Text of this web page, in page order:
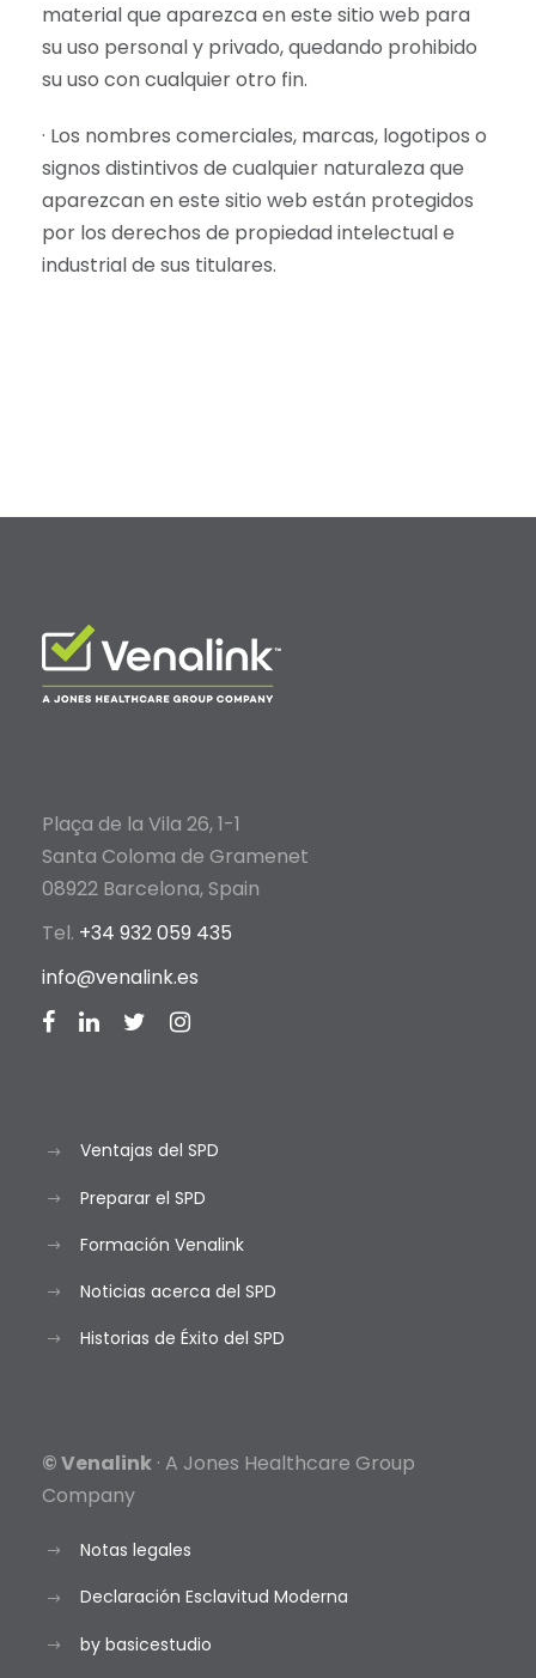
material que aparezca en este sitio web para
su uso personal y privado, quedando prohibido
su uso con cualquier otro fin.
· Los nombres comerciales, marcas, logotipos o
signos distintivos de cualquier naturaleza que
aparezcan en este sitio web están protegidos
por los derechos de propiedad intelectual e
industrial de sus titulares.
Plaça de la Vila 26, 1-1
Santa Coloma de Gramenet
08922 Barcelona, Spain
Tel. +34 932 059 435
info@venalink.es
Ventajas del SPD
Preparar el SPD
Formación Venalink
Noticias acerca del SPD
Historias de Éxito del SPD
© Venalink · A Jones Healthcare Group
Company
Notas legales
Declaración Esclavitud Moderna
by basicestudio